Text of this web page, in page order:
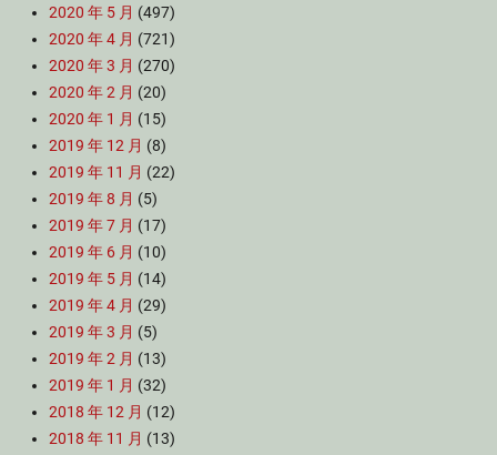
2020 年 5 月 (497)
2020 年 4 月 (721)
2020 年 3 月 (270)
2020 年 2 月 (20)
2020 年 1 月 (15)
2019 年 12 月 (8)
2019 年 11 月 (22)
2019 年 8 月 (5)
2019 年 7 月 (17)
2019 年 6 月 (10)
2019 年 5 月 (14)
2019 年 4 月 (29)
2019 年 3 月 (5)
2019 年 2 月 (13)
2019 年 1 月 (32)
2018 年 12 月 (12)
2018 年 11 月 (13)